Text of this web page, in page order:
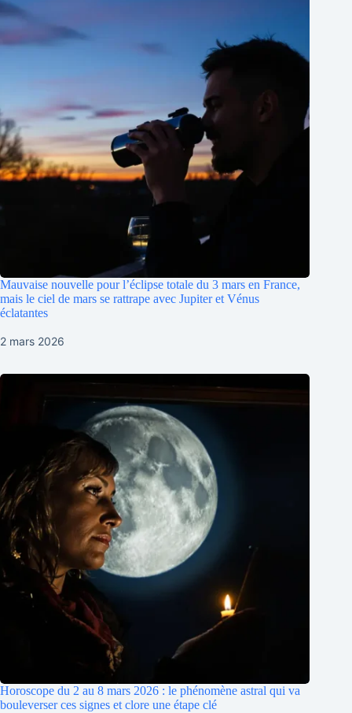
Mauvaise nouvelle pour l’éclipse totale du 3 mars en France,
mais le ciel de mars se rattrape avec Jupiter et Vénus
éclatantes
2 mars 2026
Horoscope du 2 au 8 mars 2026 : le phénomène astral qui va
bouleverser ces signes et clore une étape clé